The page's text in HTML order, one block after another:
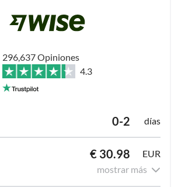
296,637 Opiniones
4.3
0-2 días
€ 30.98
EUR
mostrar más